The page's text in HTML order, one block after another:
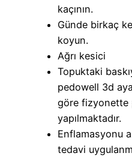
kaçının.
Günde birkaç
koyun.
Ağrı kesici
Topuktaki
pedowell 3d
göre fizyonette
yapılmaktadır.
Enflamasyonu
tedavi